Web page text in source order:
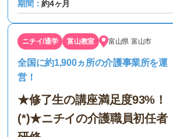
期間：約4ヶ月
ニチイ/通学 富山教室 富山県 富山市
全国に約1,900ヵ所の介護事業所を運
営！
★修了生の講座満足度93%！
(*)★ニチイの介護職員初任者